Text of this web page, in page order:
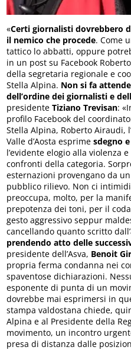
«Certi giornalisti dovrebbero
il nemico che procede. Come
tattico lo abbatti, oppure
in un post su Facebook
della segretaria regionale e
Stella Alpina. Non si fa
dell’ordine dei giornalisti e
presidente Tiziano Trevisan:
profilo Facebook del
Stella Alpina, Roberto Airaudi,
Valle d’Aosta esprimesdegno
l’evidente elogio alla violenza
confronti della categoria.
esternazioni provengano da
pubblico rilievo. Non ci
preoccupa, molto, per la
prepotenza dei toni, per il
gesto aggressivo seppur
cancellando quanto scritto
prendendo atto delle
presidente dell’Asva, Benoit
propria ferma condanna nei
spaventose dichiarazioni.
esponente di punta di un
dovrebbe mai esprimersi in
stampa valdostana chiede,
Alpina e al Presidente della
movimento, un incontro
presa di distanza dalle